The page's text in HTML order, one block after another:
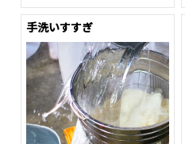
手洗いすすぎ